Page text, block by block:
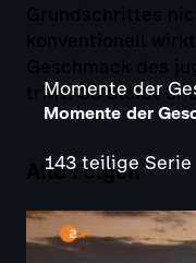
Grundschrittes
konventionell
Geschmack des
trifft. So bleibt er
Alle Folgen
Momente der
Momente der
143 teilige Serie